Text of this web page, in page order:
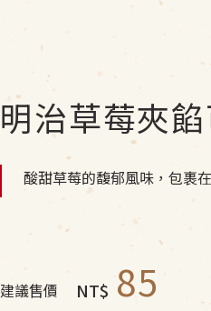
明治草莓夾
酸甜草莓的馥郁風味，包裹
建議售價 NT$ 85